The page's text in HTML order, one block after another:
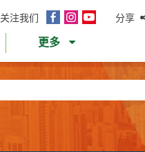
关注我们
面
InstagramYouTube分享
更多